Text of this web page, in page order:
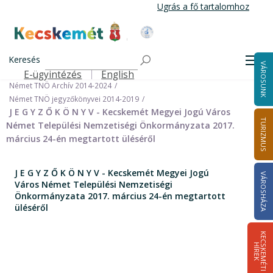
tartalomra
Ugrás a fő tartalomhoz
Kecskemét Város Honlapja
Keresés
Felső navigáció
E-ügyintézés English VÁROSUNK
TURIZMUS
VÁROSHÁZA
K
E
C
S
K
E
M
É
T
I
HÍ
R
E
K
Önkormányzat
Nemzetiségi Önkormányzatok
Német Települési Nemzetiségi Önkormányzat
Német TNÖ Archív 2014-2024
Német TNÖ jegyzőkönyvei 2014-2019
J E G Y Z Ő K Ö N Y V - Kecskemét Megyei Jogú Város
Német Települési Nemzetiségi Önkormányzata 2017.
március 24-én megtartott üléséről
J E G Y Z Ő K Ö N Y V - Kecskemét Megyei Jogú
Város Német Települési Nemzetiségi
Önkormányzata 2017. március 24-én megtartott
üléséről